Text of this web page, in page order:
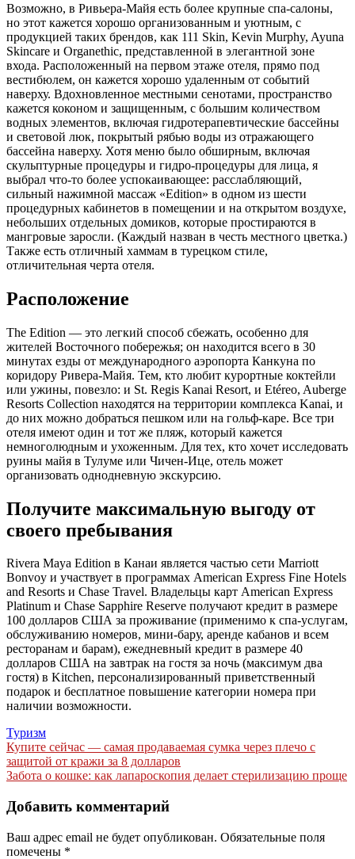
Возможно, в Ривьера-Майя есть более крупные спа-салоны,
но этот кажется хорошо организованным и уютным, с
продукцией таких брендов, как 111 Skin, Kevin Murphy, Ayuna
Skincare и Organethic, представленной в элегантной зоне
входа. Расположенный на первом этаже отеля, прямо под
вестибюлем, он кажется хорошо удаленным от событий
наверху. Вдохновленное местными сенотами, пространство
кажется коконом и защищенным, с большим количеством
водных элементов, включая гидротерапевтические бассейны
и световой люк, покрытый рябью воды из отражающего
бассейна наверху. Хотя меню было обширным, включая
скульптурные процедуры и гидро-процедуры для лица, я
выбрал что-то более успокаивающее: расслабляющий,
сильный нажимной массаж «Edition» в одном из шести
процедурных кабинетов в помещении и на открытом воздухе,
небольших отдельных домиков, которые простираются в
мангровые заросли. (Каждый назван в честь местного цветка.)
Также есть отличный хаммам в турецком стиле,
отличительная черта отеля.
Расположение
The Edition — это легкий способ сбежать, особенно для
жителей Восточного побережья; он находится всего в 30
минутах езды от международного аэропорта Канкуна по
коридору Ривера-Майя. Тем, кто любит курортные коктейли
или ужины, повезло: и St. Regis Kanai Resort, и Etéreo, Auberge
Resorts Collection находятся на территории комплекса Kanai, и
до них можно добраться пешком или на гольф-каре. Все три
отеля имеют один и тот же пляж, который кажется
немноголюдным и ухоженным. Для тех, кто хочет исследовать
руины майя в Тулуме или Чичен-Ице, отель может
организовать однодневную экскурсию.
Получите максимальную выгоду от
своего пребывания
Rivera Maya Edition в Канаи является частью сети Marriott
Bonvoy и участвует в программах American Express Fine Hotels
and Resorts и Chase Travel. Владельцы карт American Express
Platinum и Chase Sapphire Reserve получают кредит в размере
100 долларов США за проживание (применимо к спа-услугам,
обслуживанию номеров, мини-бару, аренде кабанов и всем
ресторанам и барам), ежедневный кредит в размере 40
долларов США на завтрак на гостя за ночь (максимум два
гостя) в Kitchen, персонализированный приветственный
подарок и бесплатное повышение категории номера при
наличии возможности.
Туризм
Навигация
по
Купите сейчас — самая продаваемая сумка через плечо с
защитой от кражи за 8 долларов
Забота о кошке: как лапароскопия делает стерилизацию проще
Добавить комментарий
Ваш адрес email не будет опубликован. Обязательные поля
помечены *